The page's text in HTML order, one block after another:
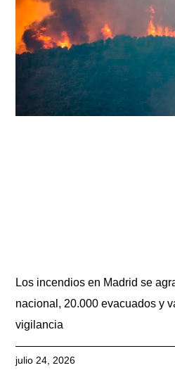
Los incendios en Madrid se
nacional, 20.000 evacuados y
vigilancia
julio 24, 2026